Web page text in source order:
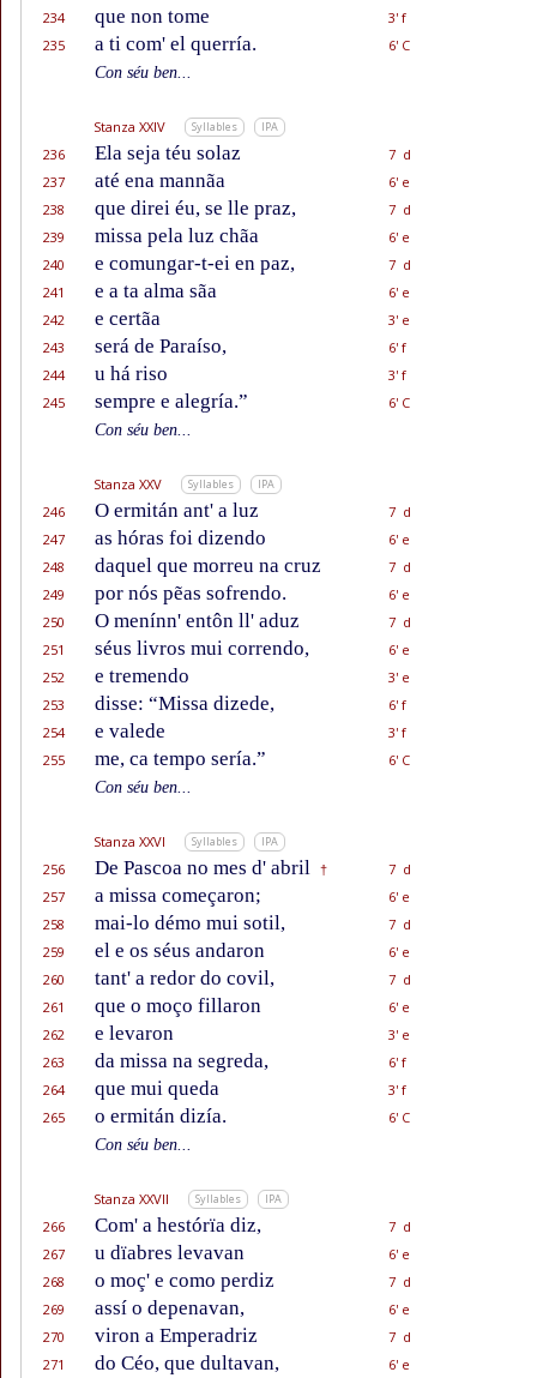
234 que non tome
3' f
235
a ti com' el querría.
6' C
Con séu ben...
Stanza XXIV Syllables IPA
236 Ela seja téu solaz
7 d
237
até ena mannãa
6' e
238
que direi éu, se lle praz,
7 d
239
missa pela luz chãa
6' e
240
e comungar-t-ei en paz,
7 d
241
e a ta alma sãa
6' e
242
e certãa
3' e
243
será de Paraíso,
6' f
244
u há riso
3' f
245
sempre e alegría.”
6' C
Con séu ben...
Stanza XXV Syllables IPA
246 O ermitán ant' a luz
7 d
247
as hóras foi dizendo
6' e
248
daquel que morreu na cruz
7 d
249
por nós pẽas sofrendo.
6' e
250
O menínn' entôn ll' aduz
7 d
251
séus livros mui correndo,
6' e
252
e tremendo
3' e
253
disse: “Missa dizede,
6' f
254
e valede
3' f
255
me, ca tempo sería.”
6' C
Con séu ben...
Stanza XXVI Syllables IPA
256 De Pascoa no mes d' abril †
7 d
257
a missa começaron;
6' e
258
mai-lo démo mui sotil,
7 d
259
el e os séus andaron
6' e
260
tant' a redor do covil,
7 d
261
que o moço fillaron
6' e
262
e levaron
3' e
263
da missa na segreda,
6' f
264
que mui queda
3' f
265
o ermitán dizía.
6' C
Con séu ben...
Stanza XXVII Syllables IPA
266 Com' a hestórïa diz,
7 d
267
u dïabres levavan
6' e
268
o moç' e como perdiz
7 d
269
assí o depenavan,
6' e
270
viron a Emperadriz
7 d
271
do Céo, que dultavan,
6' e